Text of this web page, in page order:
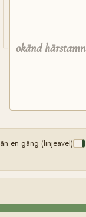
okänd
en gång (linjeavel)